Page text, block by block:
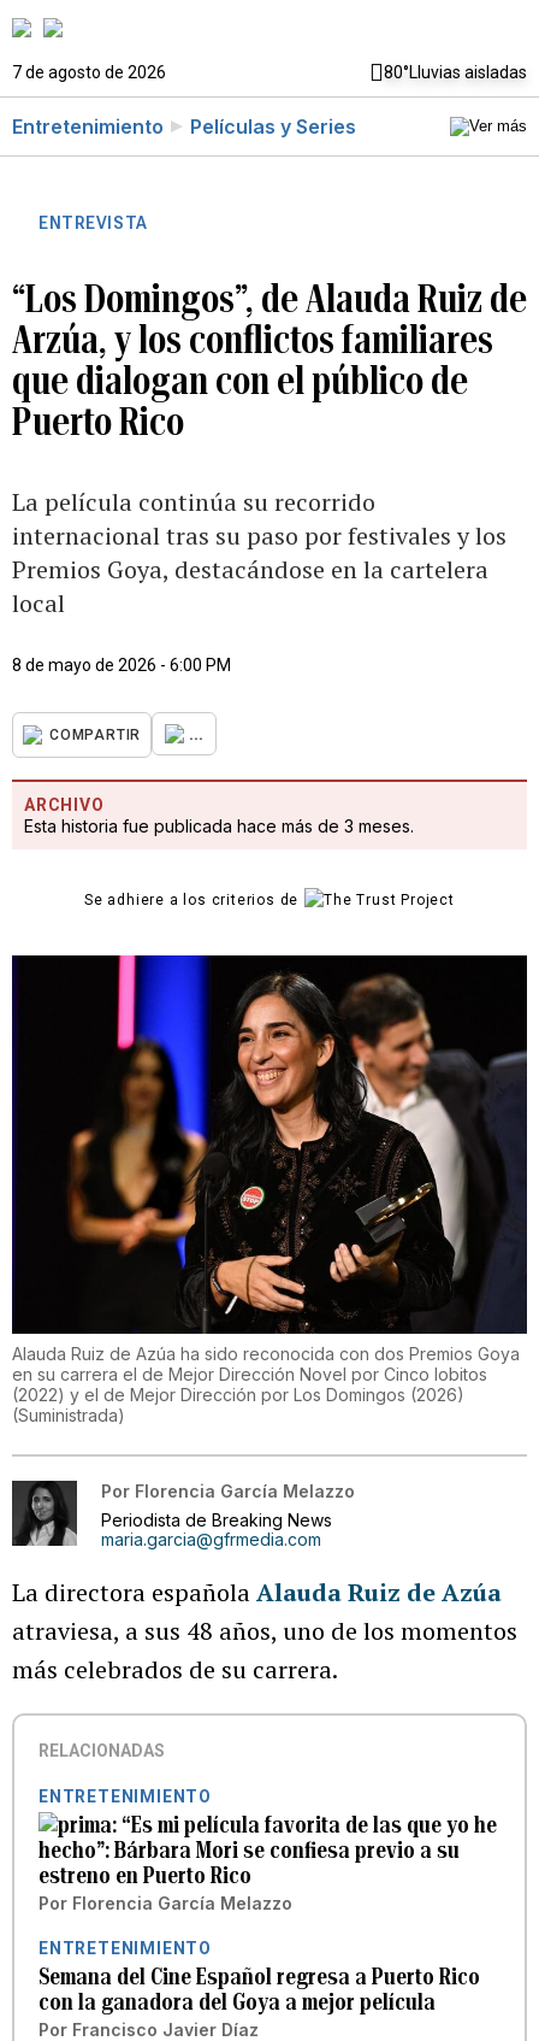
7 de agosto de 2026 80°Lluvias aisladas
Entretenimiento Películas y Series
ENTREVISTA
“Los Domingos”, de Alauda Ruiz de
Arzúa, y los conflictos familiares
que dialogan con el público de
Puerto Rico
La película continúa su recorrido
internacional tras su paso por festivales y los
Premios Goya, destacándose en la cartelera
local
8 de mayo de 2026 - 6:00 PM
COMPARTIR ...
ARCHIVO
Esta historia fue publicada hace más de 3 meses.
Se adhiere a los criterios de
Alauda Ruiz de Azúa ha sido reconocida con dos Premios Goya
en su carrera el de Mejor Dirección Novel por Cinco lobitos
(2022) y el de Mejor Dirección por Los Domingos (2026)
(Suministrada)
Por Florencia García Melazzo
Periodista de Breaking News
maria.garcia@gfrmedia.com
La directora españolaAlauda Ruiz de Azúa
atraviesa, a sus 48 años, uno de los momentos
más celebrados de su carrera.
RELACIONADAS
ENTRETENIMIENTO
“Es mi película favorita de las que yo he
hecho”: Bárbara Mori se confiesa previo a su
estreno en Puerto Rico
Por Florencia García Melazzo
ENTRETENIMIENTO
Semana del Cine Español regresa a Puerto Rico
con la ganadora del Goya a mejor película
Por Francisco Javier Díaz